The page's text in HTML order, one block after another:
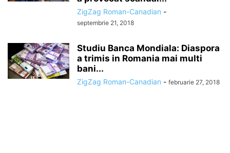
ZigZag Roman-Canadian -
septembrie 21, 2018
Studiu Banca Mondiala: Diaspora
a trimis in Romania mai multi
bani...
ZigZag Roman-Canadian - februarie 27, 2018